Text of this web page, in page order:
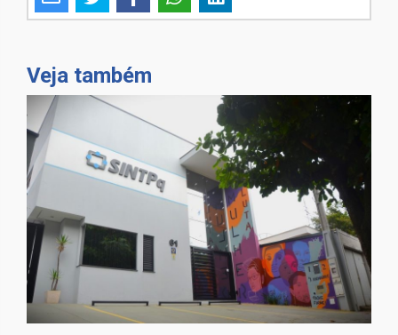
Veja também